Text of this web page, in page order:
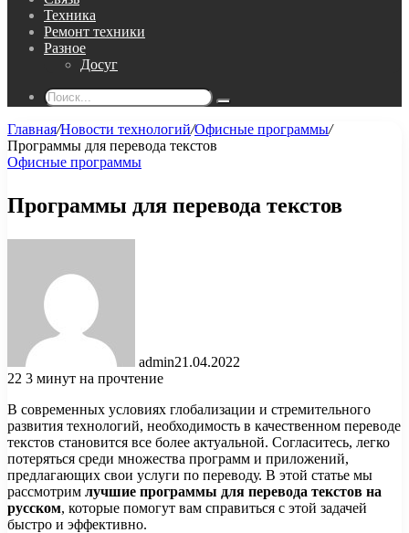
Техника
Ремонт техники
Разное
Досуг
Поиск...
Главная/Новости технологий/Офисные программы/
Программы для перевода текстов
Офисные программы
Программы для перевода текстов
admin21.04.2022
22 3 минут на прочтение
В современных условиях глобализации и стремительного
развития технологий, необходимость в качественном переводе
текстов становится все более актуальной. Согласитесь, легко
потеряться среди множества программ и приложений,
предлагающих свои услуги по переводу. В этой статье мы
рассмотрим лучшие программы для перевода текстов на
русском, которые помогут вам справиться с этой задачей
быстро и эффективно.